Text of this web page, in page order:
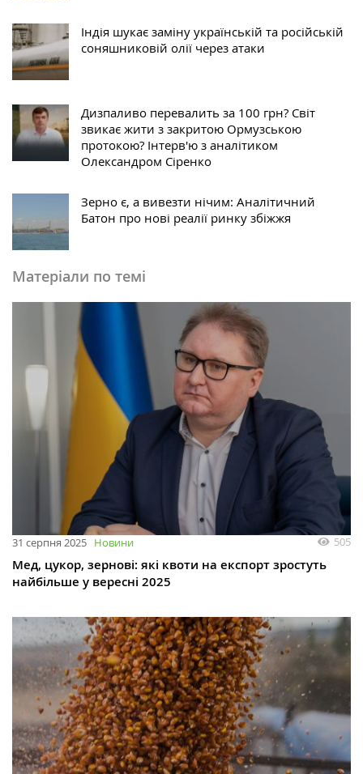
Індія шукає заміну українській та російській
соняшниковій олії через атаки
Дизпаливо перевалить за 100 грн? Світ
звикає жити з закритою Ормузською
протокою? Інтерв'ю з аналітиком
Олександром Сіренко
Зерно є, а вивезти нічим: Аналітичний
Батон про нові реалії ринку збіжжя
Матеріали по темі
31 серпня 2025 Новини 505
Мед, цукор, зернові: які квоти на експорт зростуть
найбільше у вересні 2025